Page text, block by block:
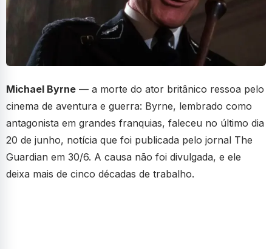
Michael Byrne — a morte do ator britânico ressoa pelo
cinema de aventura e guerra: Byrne, lembrado como
antagonista em grandes franquias, faleceu no último dia
20 de junho, notícia que foi publicada pelo jornal The
Guardian em 30/6. A causa não foi divulgada, e ele
deixa mais de cinco décadas de trabalho.